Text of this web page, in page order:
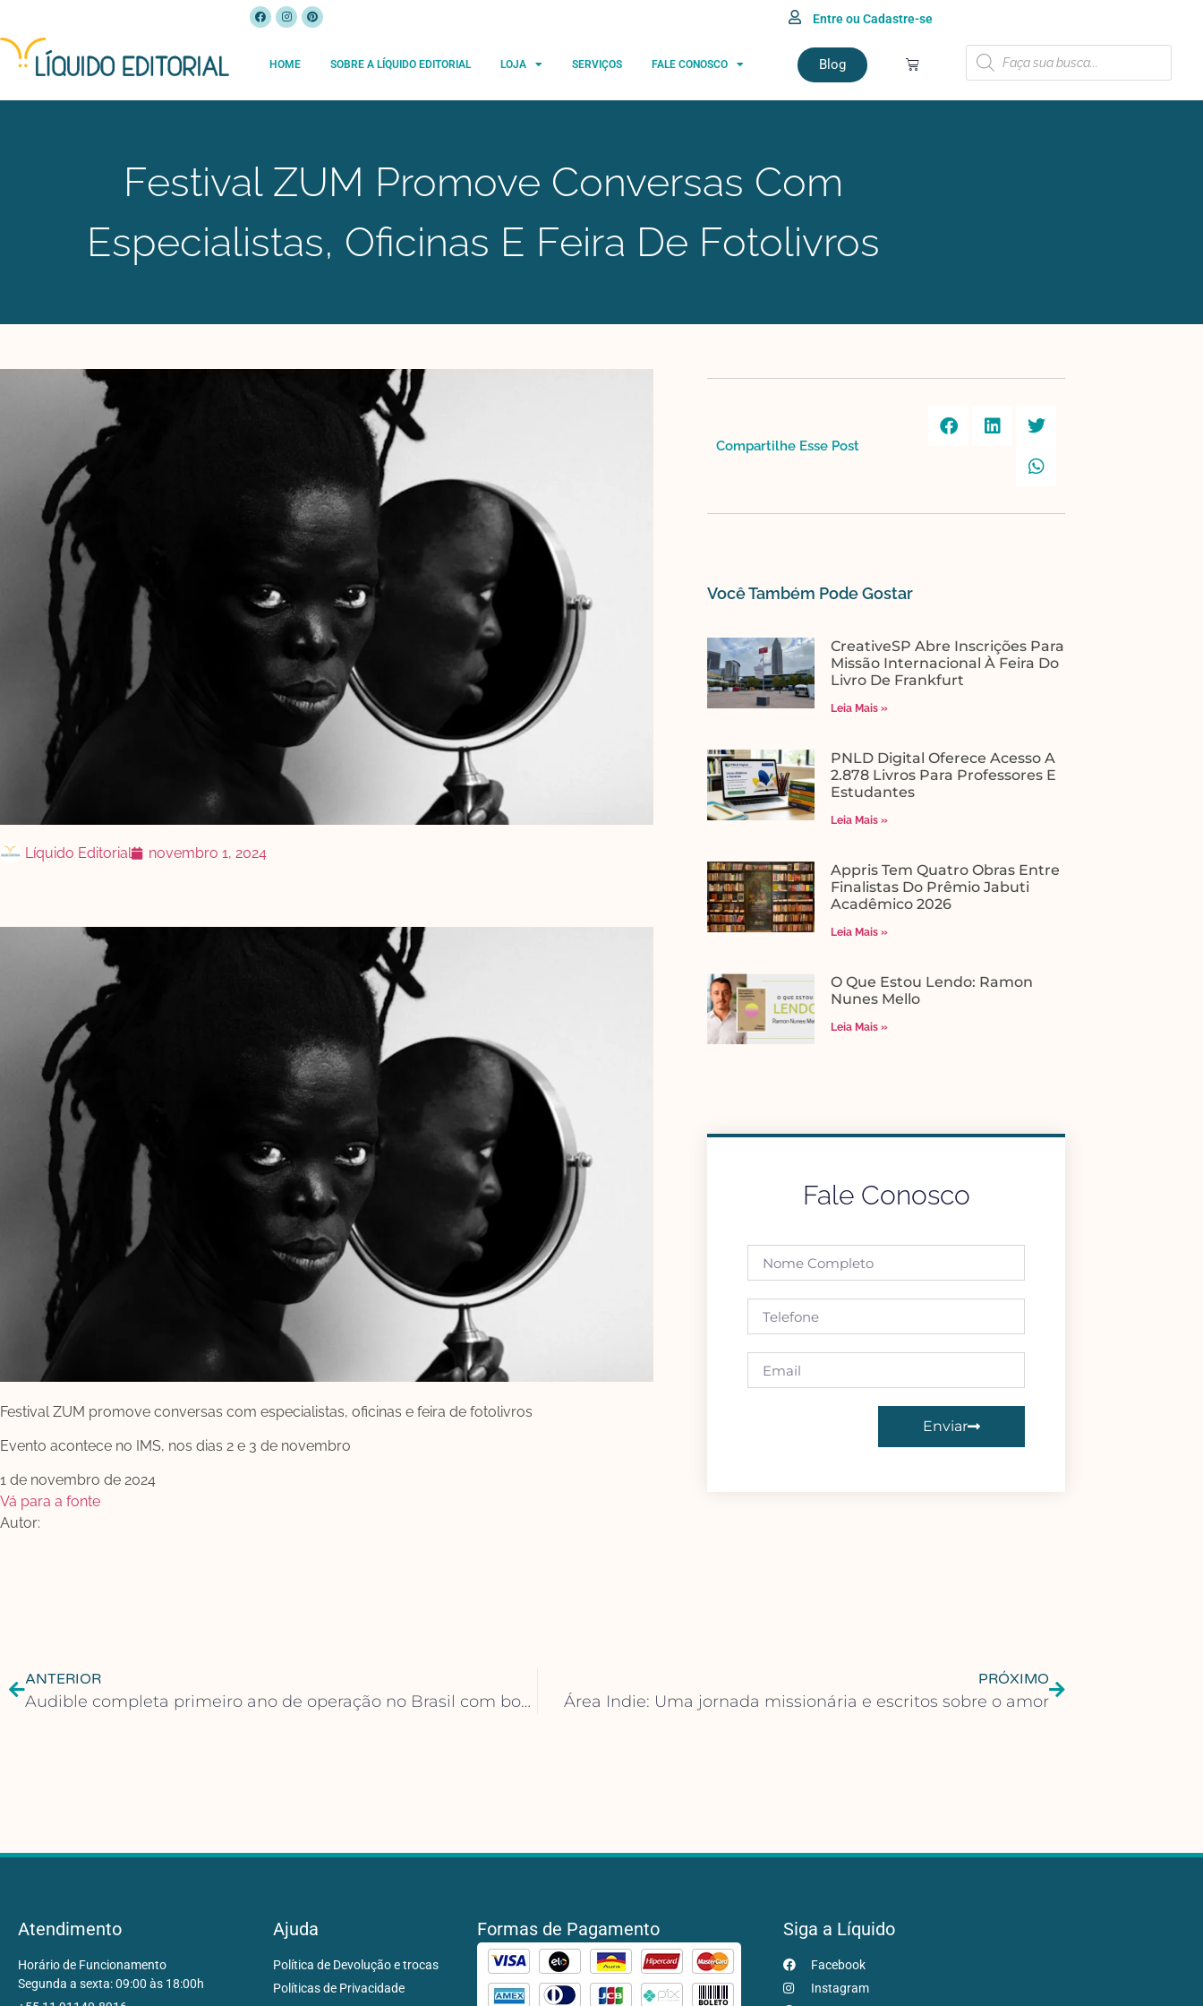
Entre ou Cadastre-se
HOME SOBRE A LÍQUIDO EDITORIAL LOJA SERVIÇOS FALE CONOSCO Blog
Festival ZUM Promove Conversas Com
Especialistas, Oficinas E Feira De Fotolivros
Líquido Editorial novembro 1, 2024
Festival ZUM promove conversas com especialistas, oficinas e feira de fotolivros
Evento acontece no IMS, nos dias 2 e 3 de novembro
1 de novembro de 2024
Vá para a fonte
Autor:
Compartilhe Esse Post​
Você Também Pode Gostar​
CreativeSP Abre Inscrições Para
Missão Internacional À Feira Do
Livro De Frankfurt
Leia Mais »
PNLD Digital Oferece Acesso A
2.878 Livros Para Professores E
Estudantes
Leia Mais »
Appris Tem Quatro Obras Entre
Finalistas Do Prêmio Jabuti
Acadêmico 2026
Leia Mais »
O Que Estou Lendo: Ramon
Nunes Mello
Leia Mais »
Fale Conosco
Enviar
ANTERIOR
Audible completa primeiro ano de operação no Brasil com bons números e novos projetos
PRÓXIMO
Área Indie: Uma jornada missionária e escritos sobre o amor
Atendimento
Horário de Funcionamento
Segunda a sexta: 09:00 às 18:00h
Ajuda
Política de Devolução e trocas
Políticas de Privacidade
Formas de Pagamento Siga a Líquido
Facebook
Instagram